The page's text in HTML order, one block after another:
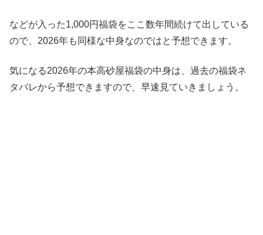
などが入った1,000円福袋をここ数年間続けて出している
ので、2026年も同様な中身なのではと予想できます。
気になる2026年の本高砂屋福袋の中身は、過去の福袋ネ
タバレから予想できますので、早速見ていきましょう。